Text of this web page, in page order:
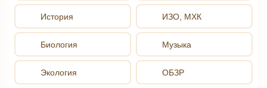
История
Биология
Экология
ИЗО, МХК
Музыка
ОБЗР